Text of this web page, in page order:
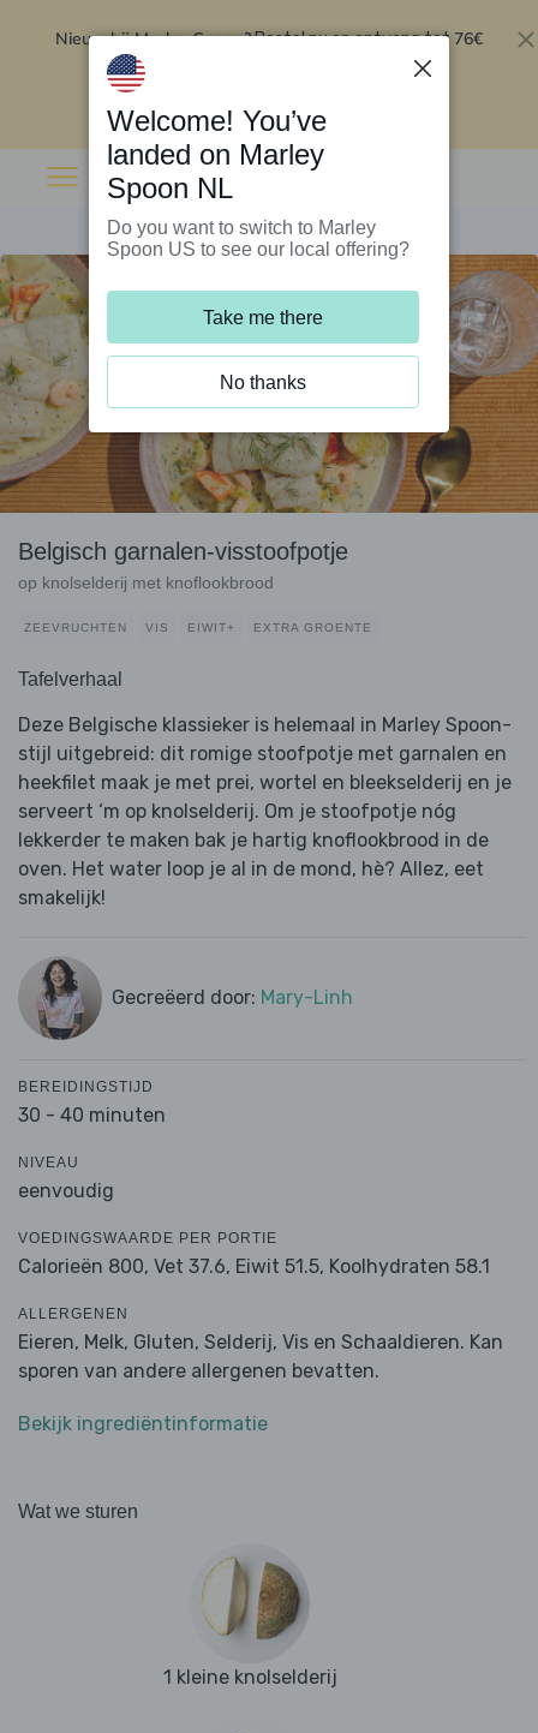
Nieuw bij Marley Spoon?Bestel nu en ontvang tot 76€
Belgisch garnalen-visstoofpotje
op knolselderij met knoflookbrood
ZEEVRUCHTEN VIS EIWIT+ EXTRA GROENTE
Tafelverhaal
Deze Belgische klassieker is helemaal in Marley Spoon-
stijl uitgebreid: dit romige stoofpotje met garnalen en
heekfilet maak je met prei, wortel en bleekselderij en je
serveert ‘m op knolselderij. Om je stoofpotje nóg
lekkerder te maken bak je hartig knoflookbrood in de
oven. Het water loop je al in de mond, hè? Allez, eet
smakelijk!
Gecreëerd door: Mary-Linh
BEREIDINGSTIJD
30 - 40 minuten
NIVEAU
eenvoudig
VOEDINGSWAARDE PER PORTIE
Calorieën 800, Vet 37.6, Eiwit 51.5, Koolhydraten 58.1
ALLERGENEN
Eieren, Melk, Gluten, Selderij, Vis en Schaaldieren. Kan
sporen van andere allergenen bevatten.
Bekijk ingrediëntinformatie
Wat we sturen
1 kleine knolselderij
Welcome! You’ve
landed on Marley
Spoon NL
Do you want to switch to Marley
Spoon US to see our local offering?
Take me there
No thanks